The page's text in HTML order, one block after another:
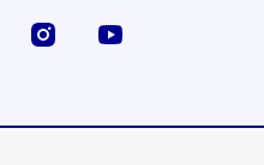
LinkedIn Instagram